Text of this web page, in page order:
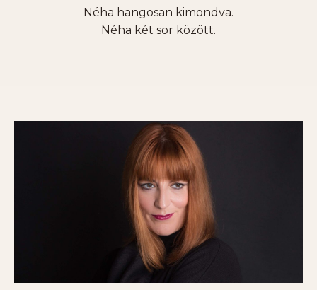
Néha hangosan kimondva.
Néha két sor között.